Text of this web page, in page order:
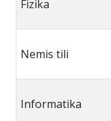
Fizika
Nemis tili
Informatika